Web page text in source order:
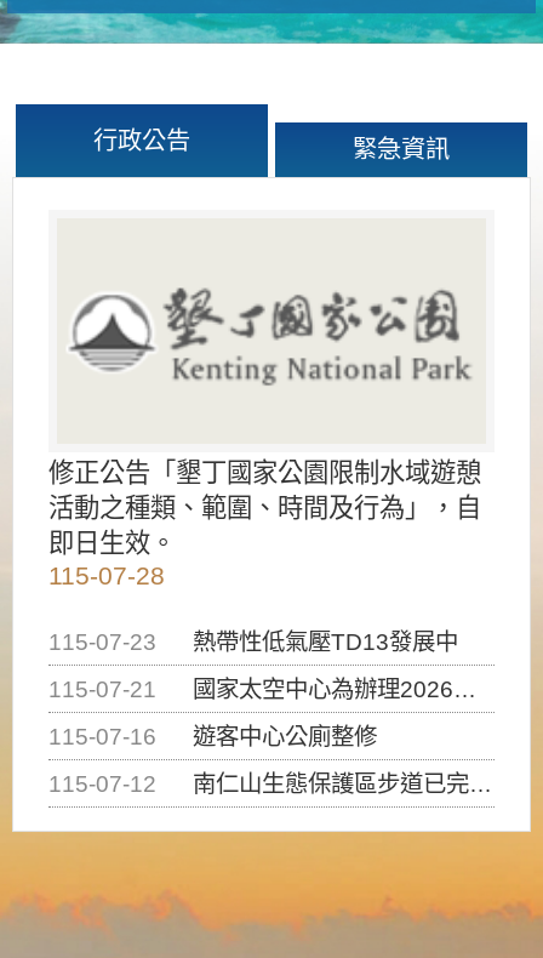
行政公告 緊急資訊
修正公告「墾丁國家公園限制水域遊憩
活動之種類、範圍、時間及行為」，自
即日生效。
115-07-28
115-07-23
熱帶性低氣壓TD13發展中
115-07-21
國家太空中心為辦理2026台灣盃火箭競賽，陸、海、空域警戒及協調相關事宜，因颱風備案事宜
115-07-16
遊客中心公廁整修
115-07-12
南仁山生態保護區步道已完成修復，自115年7月13日（星期一）起恢復開放入園，歡迎民眾依規定申請入園....